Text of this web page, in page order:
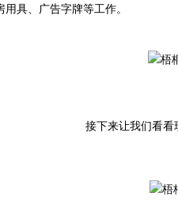
具、广告字牌等工作。
接下来让我们看看